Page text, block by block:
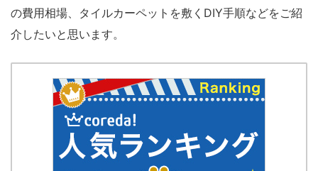
の費用相場、タイルカーペットを敷くDIY手順などをご紹
介したいと思います。